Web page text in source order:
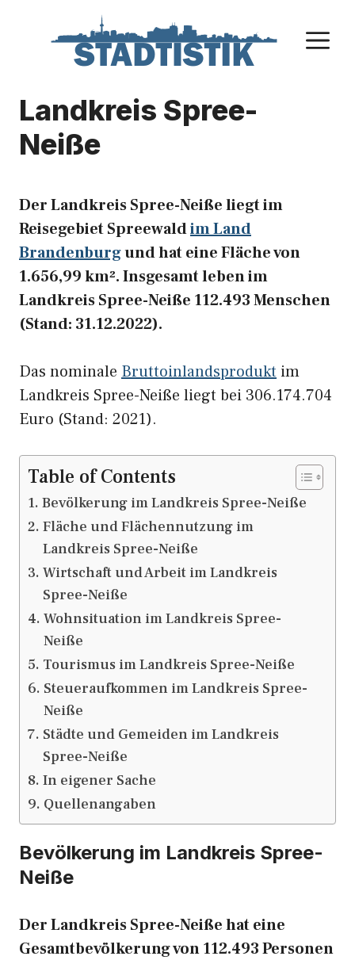
Landkreis Spree-
Neiße
Der Landkreis Spree-Neiße liegt im
Reisegebiet Spreewaldim Land
Brandenburgund hat eine Fläche von
1.656,99 km². Insgesamt leben im
Landkreis Spree-Neiße 112.493 Menschen
(Stand: 31.12.2022).
Das nominale Bruttoinlandsprodukt im
Landkreis Spree-Neiße liegt bei 306.174.704
Euro (Stand: 2021).
Table of Contents
Bevölkerung im Landkreis Spree-Neiße
Fläche und Flächennutzung im
Landkreis Spree-Neiße
Wirtschaft und Arbeit im Landkreis
Spree-Neiße
Wohnsituation im Landkreis Spree-
Neiße
Tourismus im Landkreis Spree-Neiße
Steueraufkommen im Landkreis Spree-
Neiße
Städte und Gemeiden im Landkreis
Spree-Neiße
In eigener Sache
Quellenangaben
Bevölkerung im Landkreis Spree-
Neiße
Der Landkreis Spree-Neiße hat eine
Gesamtbevölkerung von 112.493 Personen